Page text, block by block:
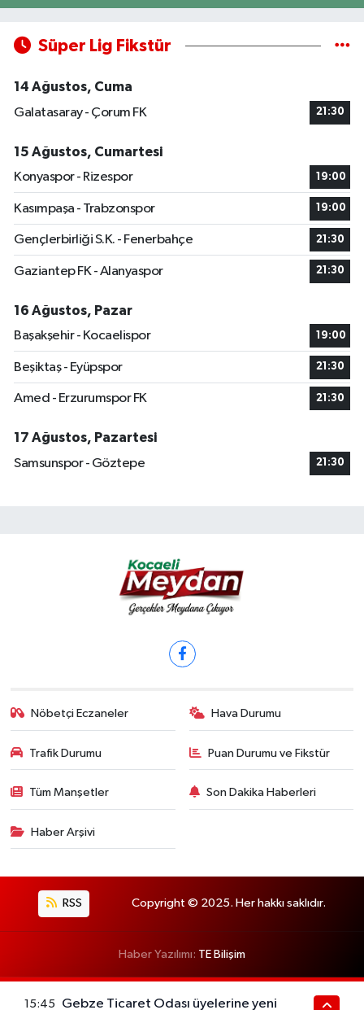
Süper Lig Fikstür
14 Ağustos, Cuma
Galatasaray - Çorum FK
21:30
15 Ağustos, Cumartesi
Konyaspor - Rizespor
19:00
Kasımpaşa - Trabzonspor 19:00
Gençlerbirliği S.K. - Fenerbahçe 21:30
Gaziantep FK - Alanyaspor 21:30
16 Ağustos, Pazar
Başakşehir - Kocaelispor
19:00
Beşiktaş - Eyüpspor 21:30
Amed - Erzurumspor FK 21:30
17 Ağustos, Pazartesi
Samsunspor - Göztepe
21:30
Nöbetçi Eczaneler Hava Durumu
Trafik Durumu Puan Durumu ve Fikstür
Tüm Manşetler Son Dakika Haberleri
Haber Arşivi
RSS Copyright © 2025. Her hakkı saklıdır.
Haber Yazılımı: TE Bilişim
15:45 Gebze Ticaret Odası üyelerine yeni